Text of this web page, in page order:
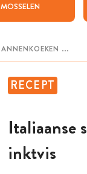
MOSSELEN
RECEPT
Italiaanse
inktvis